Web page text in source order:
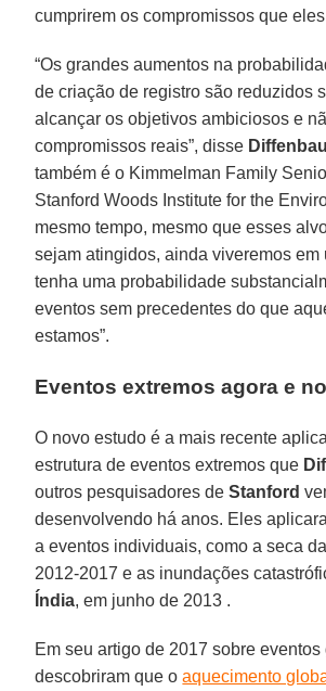
cumprirem os compromissos que
“Os grandes aumentos na
de criação de registro são reduzidos
alcançar os objetivos ambiciosos e
compromissos reais”, disse
também é o Kimmelman Family
Stanford Woods Institute for the
mesmo tempo, mesmo que esses
sejam atingidos, ainda viveremos em
tenha uma probabilidade
eventos sem precedentes do que
estamos”.
Eventos extremos agora e
O novo estudo é a mais recente
estrutura de eventos extremos que
outros pesquisadores deStanford
desenvolvendo há anos. Eles
a eventos individuais, como a seca
2012-2017 e as inundações
Índia, em junho de 2013 .
Em seu artigo de 2017 sobre
descobriram que oaquecimento